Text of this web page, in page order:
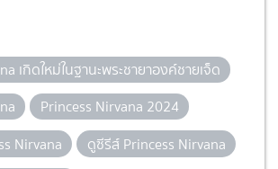
เกิดใหม่ในฐานะพระชายาองค์ชายเจ็ด
Princess Nirvana 2024
Nirvana
ดูซีรีส์ Princess Nirvana